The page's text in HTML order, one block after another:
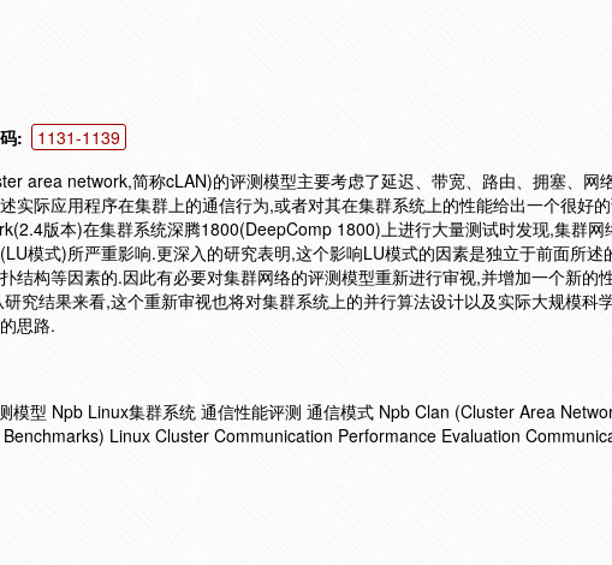
:
1131-1139
area network,简称cLAN)的评测模型主要考虑了延迟、带宽、路由、拥塞、网
实际应用程序在集群上的通信行为,或者对其在集群系统上的性能给出一个很好
版本)在集群系统深腾1800(DeepComp 1800)上进行大量测试时发现,集群网
模式)所严重影响.更深入的研究表明,这个影响LU模式的因素是独立于前面所述
结构等因素的.因此有必要对集群网络的评测模型重新进行审视,并增加一个新的
究结果来看,这个重新审视也将对集群系统上的并行算法设计以及实际大规模科
思路.
模型 Npb Linux集群系统 通信性能评测 通信模式 Npb Clan (Cluster Area
Linux Cluster Communication Performance Evaluation